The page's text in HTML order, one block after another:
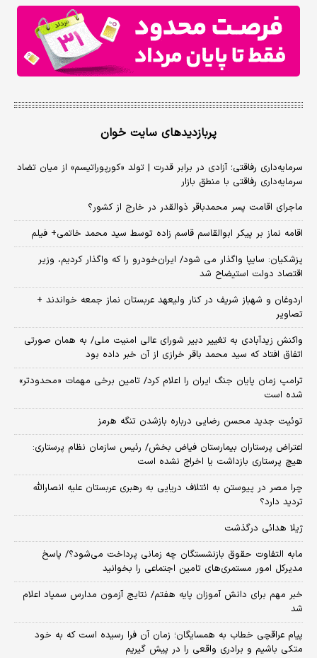
پربازدیدهای سایت خوان
سرمایه‌داری رفاقتی؛ آزادی در برابر قدرت | تولد «کورپوراتیسم» از میان تضاد
سرمایه‌داری رفاقتی با منطق بازار
ماجرای اقامت پسر محمدباقر ذوالقدر در خارج از کشور؟
اقامه نماز بر پیکر ابوالقاسم قاسم زاده توسط سید محمد خاتمی+ فیلم
پزشکیان: سایپا واگذار می شود/ ایران‌خودرو را که واگذار کردیم، وزیر
اقتصاد دولت استیضاح شد
اردوغان و شهباز شریف در کنار ولیعهد عربستان نماز جمعه خواندند +
تصاویر
واکنش زیدآبادی به تغییر دبیر شورای عالی امنیت ملی/ به همان صورتی
اتفاق افتاد که سید محمد باقر خرازی از آن خبر داده بود
ترامپ زمان پایان جنگ ایران را اعلام کرد/ تامین برخی مهمات «محدودتر»
شده است
توئیت جدید محسن رضایی درباره بازشدن تنگه هرمز
اعتراض پرستاران بیمارستان فیاض بخش/ رئیس سازمان نظام پرستاری:
هیچ پرستاری بازداشت یا اخراج نشده است
چرا مصر در پیوستن به ائتلاف دریایی به رهبری عربستان علیه انصارالله
تردید دارد؟
ژیلا هدائی درگذشت
مابه التفاوت حقوق بازنشستگان چه زمانی پرداخت می‌شود؟/ پاسخ
مدیرکل امور مستمری‌های تامین اجتماعی را بخوانید
خبر مهم برای دانش آموزان پایه هفتم/ نتایج آزمون مدارس سمپاد اعلام
شد
پیام عراقچی خطاب به همسایگان؛ زمان آن فرا رسیده است که به خود
متکی باشیم و برادری واقعی را در پیش گیریم